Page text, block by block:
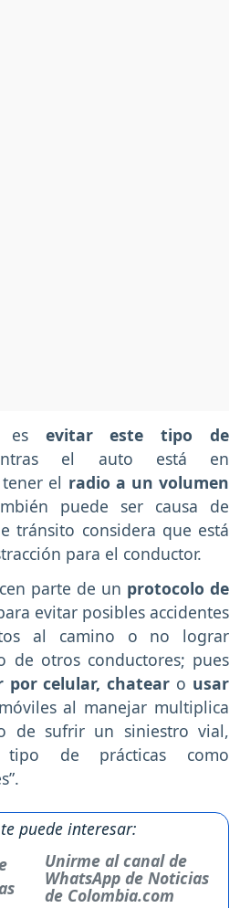
es evitar este tipo de
el auto está en
el radio a un volumen
puede ser causa de
tránsito considera que está
para el conductor.
parte de un protocolo de
evitar posibles accidentes
al camino o no lograr
de otros conductores; pues
por celular, chatear o usar
móviles al manejar multiplica
de sufrir un siniestro vial,
tipo de prácticas como
puede interesar:
Unirme al canal de
WhatsApp de Noticias
de Colombia.com